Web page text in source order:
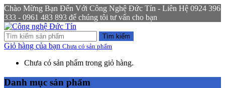
Chào Mừng Bạn Đến Với Công Nghệ Đức Tín - Liên Hệ 0924 396
333 - 0961 483 893 để chúng tôi tư vấn cho bạn
Tìm kiếm
Giỏ hàng của bạn Chưa có sản phẩm
Chưa có sản phẩm trong giỏ hàng.
Danh mục sản phẩm